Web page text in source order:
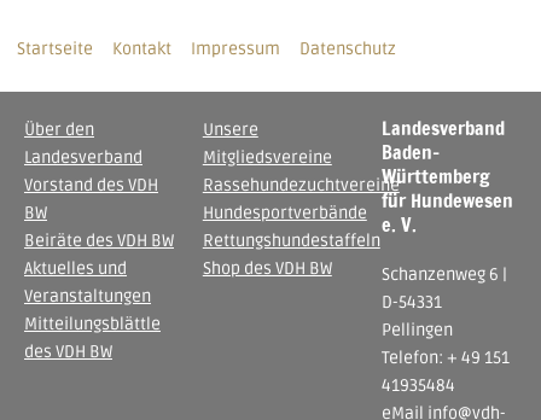
Startseite Kontakt Impressum Datenschutz
Über den
Landesverband
Vorstand des VDH
BW
Beiräte des VDH BW
Aktuelles und
Veranstaltungen
Mitteilungsblättle
des VDH BW
Unsere
Mitgliedsvereine
Rassehundezuchtvereine
Hundesportverbände
Rettungshundestaffeln
Shop des VDH BW
Landesverband
Baden-
Württemberg
für Hundewesen
e. V.
Schanzenweg 6 |
D-54331
Pellingen
Telefon: + 49 151
41935484
eMail info@vdh-